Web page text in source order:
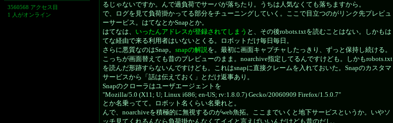
3560568 アクセス目
1 人がオンライン
るじゃないですか。んで過負荷でサーバが落ちたり。うちは人気なくても落ちますから。
で、ログを見て負荷掛かってる部分をチューニングしていく。ここで目立つのがリンク先プレビュ
ーサービス。はてなとかSnapとか。
はてなは、 いったんアドレスが登録されてしまう と、その後robots.txtを読むことはない。しかもは
てな経由で来る利用者はいないとくる。ロボットだけ毎日毎日。
さらに悪質なのはSnap。 snapの解説を。最初に画面キャプチャしたっきり、ずっと保持し続ける。
こっちが画面替えても昔のプレビューのまま。noarchive指定してるんですけども。しかもrobots.txt
を読んだ形跡すらないんですけども。これはsnapに直接クレームを入れておいた。Snapのカスタマ
サービスから「話は伝えておく」とだけ返事あり。
Snapのクローラはユーザエージェントを
"Mozilla/5.0 (X11; U; Linux i686; en-US; rv:1.8.0.7) Gecko/20060909 Firefox/1.5.0.7"
とか名乗ってて。ロボット名くらい名乗れと。
んで、noarchiveを積極的に無視するのがweb魚拓。ここまでいくと地下サービスというか。いやソ
ッチ見てくれるんなら負荷掛かんなくてイイと言えばいいんだけども昔のだし。